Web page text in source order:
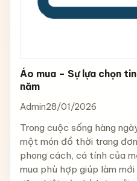
Áo mua – Sự lựa chọn
năm
Admin28/01/2026
Trong cuộc sống hàng
một món đồ thời trang
phong cách, cá tính của
mua phù hợp giúp làm